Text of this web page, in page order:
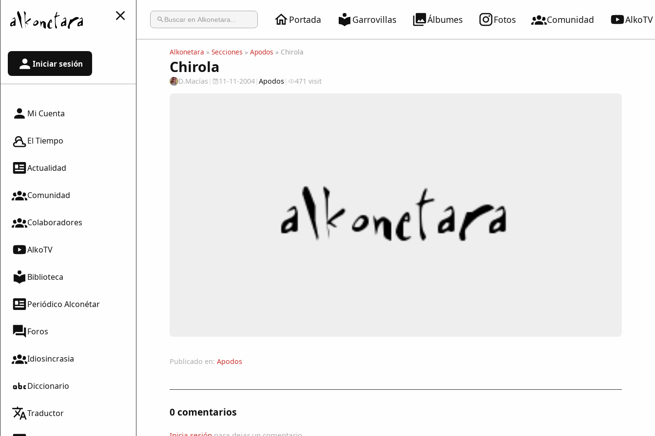
Portada Garrovillas Álbumes Fotos Comunidad AlkoTV
Iniciar sesión
Mi Cuenta
El Tiempo
Actualidad
Comunidad
Colaboradores
AlkoTV
Biblioteca
Periódico Alconétar
Foros
Idiosincrasia
Diccionario
Traductor
Alkonetara » Secciones » Apodos » Chirola
Chirola
D.Macías | 11-11-2004| Apodos| 471 visit
Publicado en: Apodos
0 comentarios